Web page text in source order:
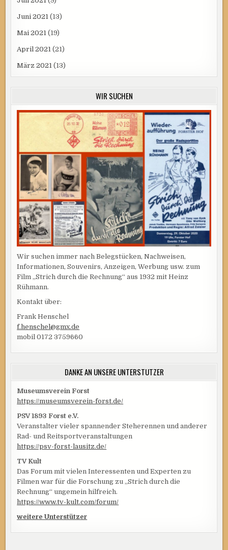
Juni 2021 (13)
Mai 2021 (19)
April 2021 (21)
März 2021 (13)
WIR SUCHEN
Wir suchen immer nach Belegstücken, Nachweisen,
Informationen, Souvenirs, Anzeigen, Werbung usw. zum
Film „Strich durch die Rechnung“ aus 1932 mit Heinz
Rühmann.
Kontakt über:
Frank Henschel
f.henschel@gmx.de
mobil 0172 3759660
DANKE AN UNSERE UNTERSTÜTZER
Museumsverein Forst
https://museumsverein-forst.de/
PSV 1893 Forst e.V.
Veranstalter vieler spannender Steherennen und anderer
Rad- und Reitsportveranstaltungen
https://psv-forst-lausitz.de/
TV Kult
Das Forum mit vielen Interessenten und Experten zu
Filmen war für die Forschung zu „Strich durch die
Rechnung“ ungemein hilfreich.
https://www.tv-kult.com/forum/
weitere Unterstützer